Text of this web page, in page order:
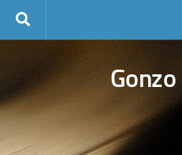
Skip to content